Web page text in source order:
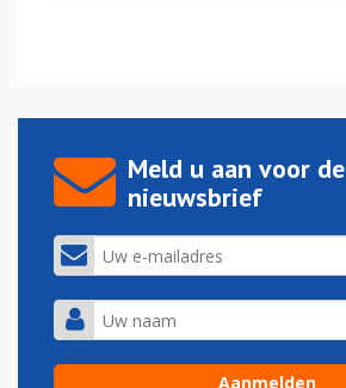
Meld u aan voor de
nieuwsbrief